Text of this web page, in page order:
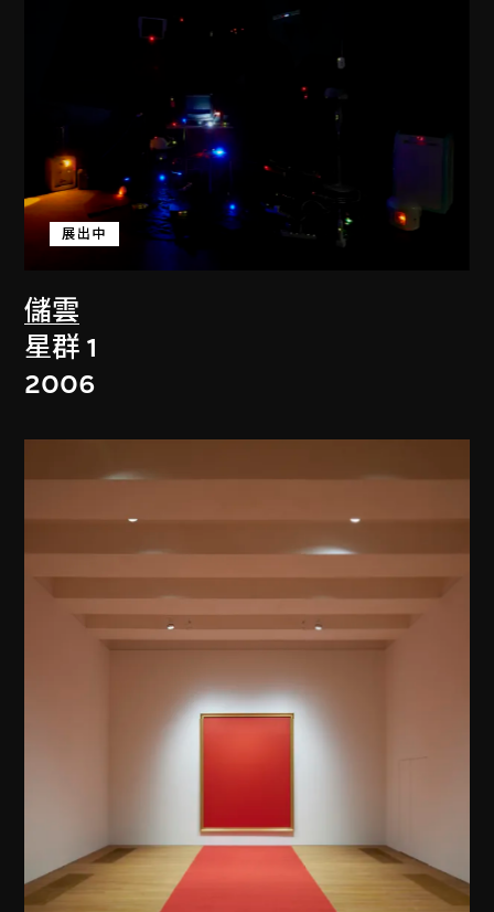
儲雲
展出中
星群 1
2006